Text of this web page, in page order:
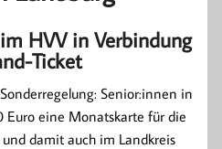
HVV in Verbindung
Ticket
Senior:innen in
Euro eine Monatskarte für die
damit auch im Landkreis